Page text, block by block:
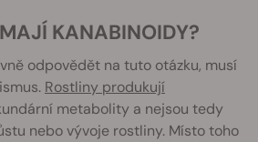
KANABINOIDY?
odpovědět na tuto otázku, musí
Rostliny produkují
metabolity a nejsou tedy
nebo vývoje rostliny. Místo toho